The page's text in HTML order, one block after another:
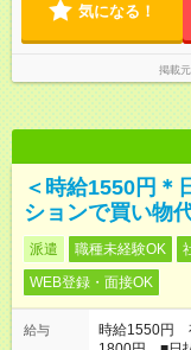
気になる！
掲載
＜時給1550円＊
ションで買い物
派遣 職種未経験OK
WEB登録・面接OK
給与
時給1550円